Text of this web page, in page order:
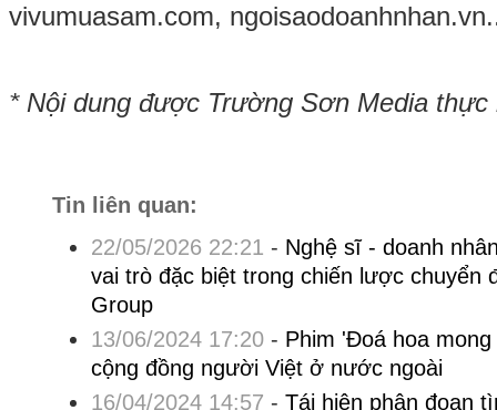
vivumuasam.com,
* Nội dung được Trường Sơn Media thực
Tin liên quan:
22/05/2026 22:21 - Nghệ sĩ - doanh
vai trò đặc biệt trong chiến lược chuyển
Group
13/06/2024 17:20- Phim 'Đoá hoa
cộng đồng người Việt ở nước ngoài
16/04/2024 14:57 - Tái hiện phân đoạn